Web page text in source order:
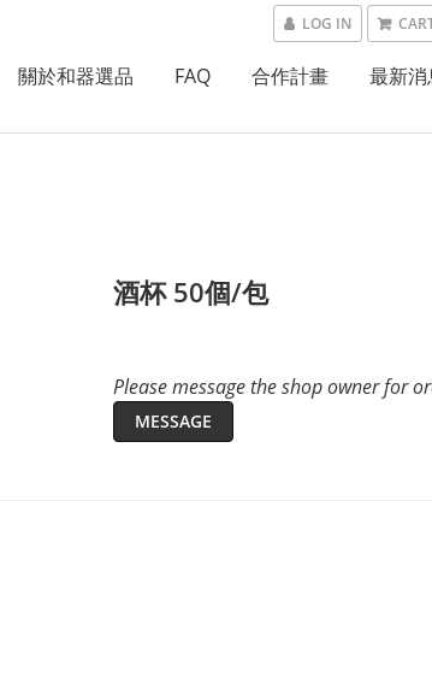
LOG IN
關於和器選品 FAQ 合作計畫 最新消
酒杯 50個/包
Please message the shop owner for
MESSAGE